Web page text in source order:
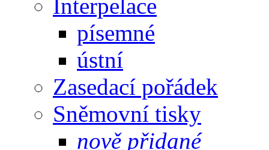
Interpelace
písemné
ústní
Zasedací pořádek
Sněmovní tisky
nově přidané